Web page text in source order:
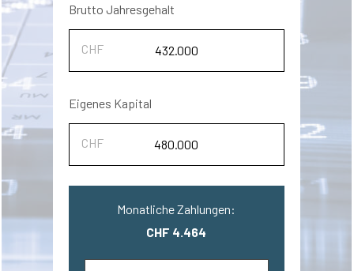
Brutto Jahresgehalt
Eigenes Kapital
Monatliche Zahlungen:
CHF 4.464